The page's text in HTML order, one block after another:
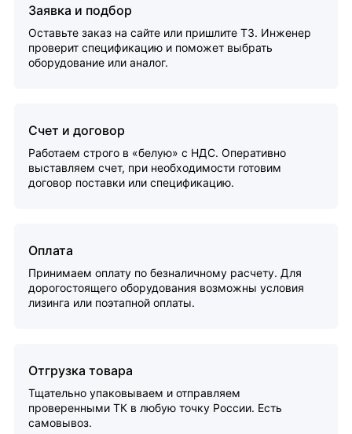
Заявка и подбор
Оставьте заказ на сайте или пришлите ТЗ. Инженер
проверит спецификацию и поможет выбрать
оборудование или аналог.
Счет и договор
Работаем строго в «белую» с НДС. Оперативно
выставляем счет, при необходимости готовим
договор поставки или спецификацию.
Оплата
Принимаем оплату по безналичному расчету. Для
дорогостоящего оборудования возможны условия
лизинга или поэтапной оплаты.
Отгрузка товара
Тщательно упаковываем и отправляем
проверенными ТК в любую точку России. Есть
самовывоз.